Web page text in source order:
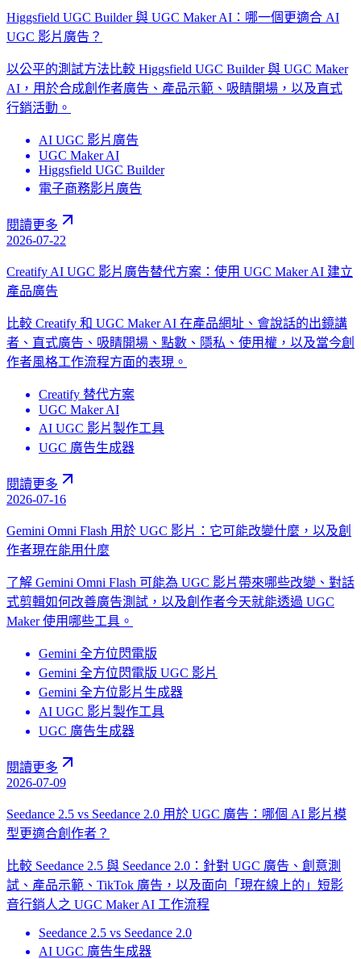
Higgsfield UGC Builder 與 UGC Maker AI：哪一個更適合 AI
UGC 影片廣告？
以公平的測試方法比較 Higgsfield UGC Builder 與 UGC Maker
AI，用於合成創作者廣告、產品示範、吸睛開場，以及直式
行銷活動。
AI UGC 影片廣告
UGC Maker AI
Higgsfield UGC Builder
電子商務影片廣告
閱讀更多
2026-07-22
Creatify AI UGC 影片廣告替代方案：使用 UGC Maker AI 建立
產品廣告
比較 Creatify 和 UGC Maker AI 在產品網址、會說話的出鏡講
者、直式廣告、吸睛開場、點數、隱私、使用權，以及當今創
作者風格工作流程方面的表現。
Creatify 替代方案
UGC Maker AI
AI UGC 影片製作工具
UGC 廣告生成器
閱讀更多
2026-07-16
Gemini Omni Flash 用於 UGC 影片：它可能改變什麼，以及創
作者現在能用什麼
了解 Gemini Omni Flash 可能為 UGC 影片帶來哪些改變、對話
式剪輯如何改善廣告測試，以及創作者今天就能透過 UGC
Maker 使用哪些工具。
Gemini 全方位閃電版
Gemini 全方位閃電版 UGC 影片
Gemini 全方位影片生成器
AI UGC 影片製作工具
UGC 廣告生成器
閱讀更多
2026-07-09
Seedance 2.5 vs Seedance 2.0 用於 UGC 廣告：哪個 AI 影片模
型更適合創作者？
比較 Seedance 2.5 與 Seedance 2.0：針對 UGC 廣告、創意測
試、產品示範、TikTok 廣告，以及面向「現在線上的」短影
音行銷人之 UGC Maker AI 工作流程
Seedance 2.5 vs Seedance 2.0
AI UGC 廣告生成器